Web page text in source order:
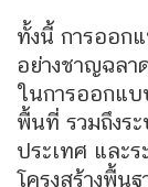
ทั้งนี้ การออก
อย่างชาญฉล
ในการออกแ
พื้นที่ รวมถึงระ
ประเทศ และ
โครงสร้างพื้น